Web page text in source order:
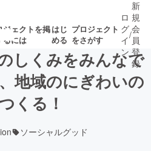
ジェクトを掲
るには
はじ
める
プロジェクト
をさがす
プロ 募集終了が近いプ
ロ
グ
イ
ン
/
新
規
会
員
登
録
しくみをみんなで
地域のにぎわいの
くる！
ソーシャルグッド